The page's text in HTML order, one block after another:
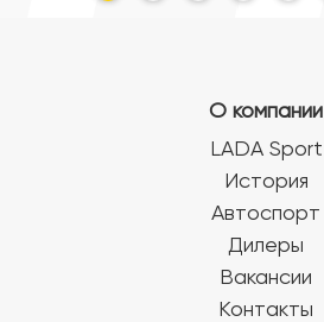
О компании
LADA Sport
История
Автоспорт
Дилеры
Вакансии
Контакты